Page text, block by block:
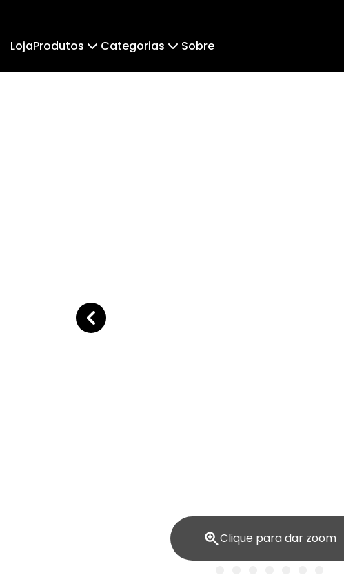
LojaProdutos
Camiseta
Camiseta Infantil
Categorias
Pai & Parceiro.
Pai &
Sobre
Clique para dar zoom